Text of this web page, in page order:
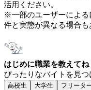
活用ください。
※一部のユーザーによる
件と実態が異なる場合も
はじめに職業を教えてね
ぴったりなバイトを見つ
高校生 大学生 フリータ